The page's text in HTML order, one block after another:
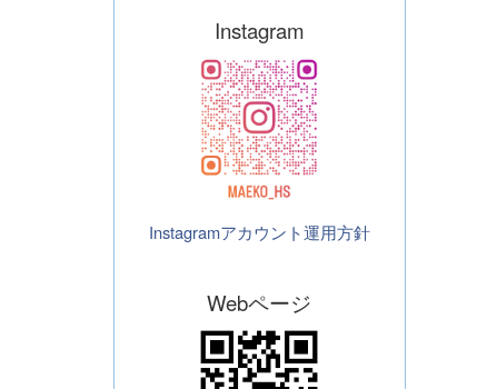
Instagram
Instagramアカウント運用方針
Webページ